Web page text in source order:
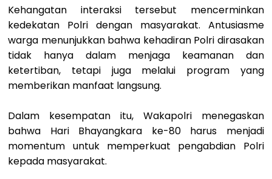
Kehangatan interaksi tersebut mencerminkan
kedekatan Polri dengan masyarakat. Antusiasme
warga menunjukkan bahwa kehadiran Polri dirasakan
tidak hanya dalam menjaga keamanan dan
ketertiban, tetapi juga melalui program yang
memberikan manfaat langsung.
Dalam kesempatan itu, Wakapolri menegaskan
bahwa Hari Bhayangkara ke-80 harus menjadi
momentum untuk memperkuat pengabdian Polri
kepada masyarakat.